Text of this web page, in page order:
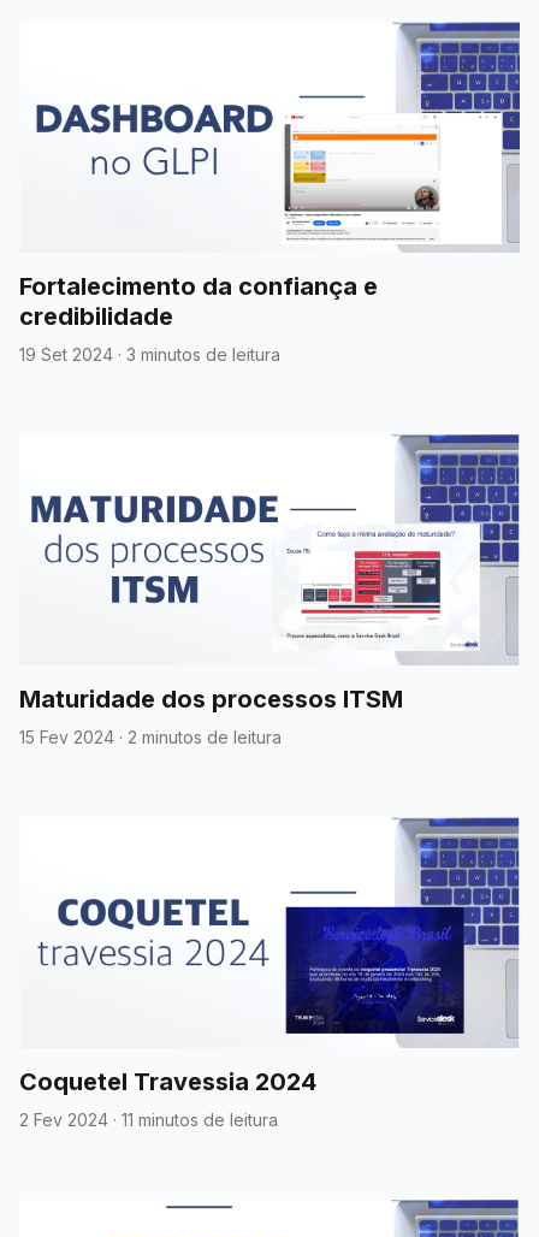
Fortalecimento da confiança e
credibilidade
19 Set 2024 · 3 minutos de leitura
Maturidade dos processos ITSM
15 Fev 2024 · 2 minutos de leitura
Coquetel Travessia 2024
2 Fev 2024 · 11 minutos de leitura